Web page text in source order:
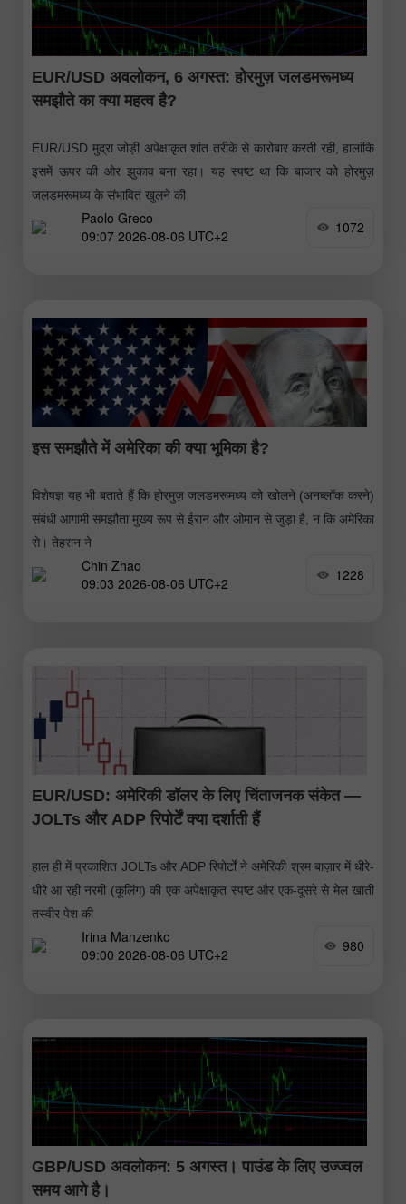
EUR/USD अवलोकन, 6 अगस्त: होरमुज़ जलडमरूमध्य
समझौते का क्या महत्व है?
EUR/USD मुद्रा जोड़ी अपेक्षाकृत शांत तरीके से कारोबार करती रही, हालांकि
इसमें ऊपर की ओर झुकाव बना रहा। यह स्पष्ट था कि बाजार को होरमुज़
जलडमरूमध्य के संभावित खुलने की
Paolo Greco
09:07 2026-08-06 UTC+2
1072
इस समझौते में अमेरिका की क्या भूमिका है?
विशेषज्ञ यह भी बताते हैं कि होरमुज़ जलडमरूमध्य को खोलने (अनब्लॉक करने)
संबंधी आगामी समझौता मुख्य रूप से ईरान और ओमान से जुड़ा है, न कि अमेरिका
से। तेहरान ने
Chin Zhao
09:03 2026-08-06 UTC+2
1228
EUR/USD: अमेरिकी डॉलर के लिए चिंताजनक संकेत —
JOLTs और ADP रिपोर्टें क्या दर्शाती हैं
हाल ही में प्रकाशित JOLTs और ADP रिपोर्टों ने अमेरिकी श्रम बाज़ार में धीरे-
धीरे आ रही नरमी (कूलिंग) की एक अपेक्षाकृत स्पष्ट और एक-दूसरे से मेल खाती
तस्वीर पेश की
Irina Manzenko
09:00 2026-08-06 UTC+2
980
GBP/USD अवलोकन: 5 अगस्त। पाउंड के लिए उज्ज्वल
समय आगे है।